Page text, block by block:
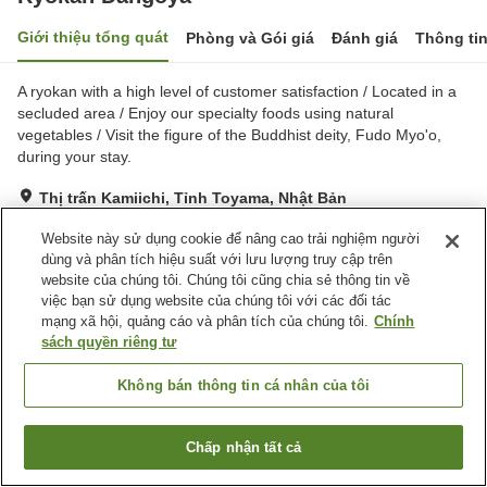
Giới thiệu tổng quát Phòng và Gói giá Đánh giá Thông
A ryokan with a high level of customer satisfaction / Located in a
secluded area / Enjoy our specialty foods using natural
vegetables / Visit the figure of the Buddhist deity, Fudo Myo'o,
during your stay.
Thị trấn Kamiichi, Tỉnh Toyama, Nhật Bản
Xuất sắc Đánh giá:4lượt
Tiện nghi chỗ nghỉ
Bãi đỗ xe
Trang chủ Nhật Bản Tỉnh Toyama
Thị trấn Kamiichi
Ryokan Dangoya
Tìm phòng trống
Website này sử dụng cookie để nâng cao trải nghiệm người
dùng và phân tích hiệu suất với lưu lượng truy cập trên
website của chúng tôi. Chúng tôi cũng chia sẻ thông tin về
việc bạn sử dụng website của chúng tôi với các đối tác
mạng xã hội, quảng cáo và phân tích của chúng tôi. Chính
sách quyền riêng tư
Không bán thông tin cá nhân của tôi
Chấp nhận tất cả